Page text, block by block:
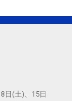
日(土)、15日